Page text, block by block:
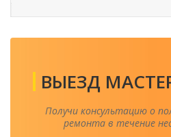
ВЫЕЗД
Получи консультацию о
ремонта в течение